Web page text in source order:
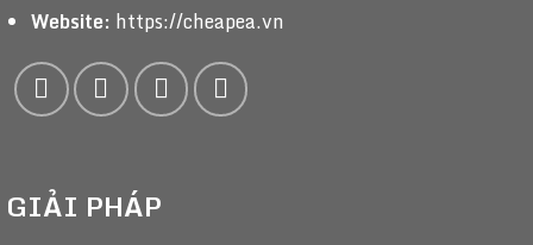
Website: https://cheapea.vn
GIẢI PHÁP